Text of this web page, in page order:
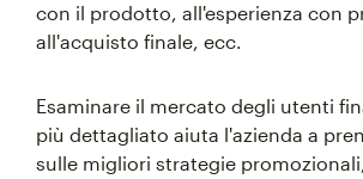
con il prodotto, all'esperienza con
all'acquisto finale, ecc.
Esaminare il mercato degli utenti
più dettagliato aiuta l'azienda a
sulle migliori strategie